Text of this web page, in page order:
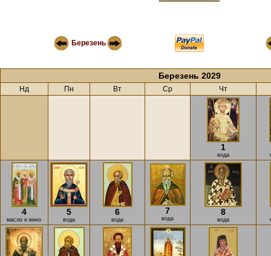
Березень
Березень 2029
Нд Пн Вт Ср Чт
1
вода
4
масло и вино
5
вода
6
вода
7
вода
8
вода